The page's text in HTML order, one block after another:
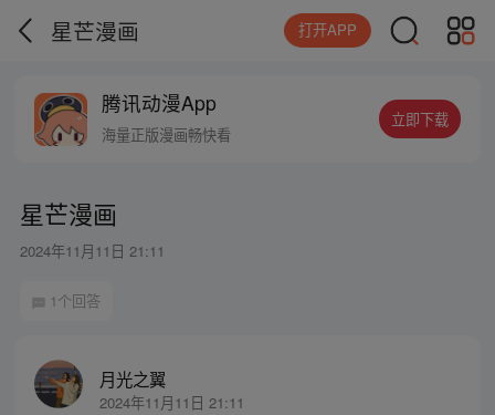
星芒漫画 打开APP
腾讯动漫App
海量正版漫画畅快看
立即下载
星芒漫画
2024年11月11日 21:11
1个回答
月光之翼
2024年11月11日 21:11